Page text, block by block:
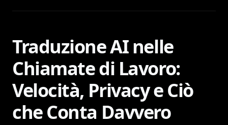
Traduzione AI nelle
Chiamate di Lavoro:
Velocità, Privacy e Ciò
che Conta Davvero